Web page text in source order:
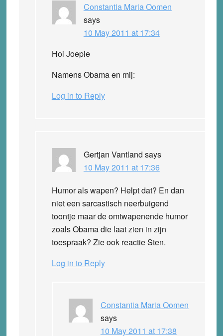
Constantia Maria Oomen
says
10 May 2011 at 17:34
Hoi Joepie
Namens Obama en mij:
Log in to Reply
Gertjan Vantland says
10 May 2011 at 17:36
Humor als wapen? Helpt dat? En dan
niet een sarcastisch neerbuigend
toontje maar de omtwapenende humor
zoals Obama die laat zien in zijn
toespraak? Zie ook reactie Sten.
Log in to Reply
Constantia Maria Oomen
says
10 May 2011 at 17:38